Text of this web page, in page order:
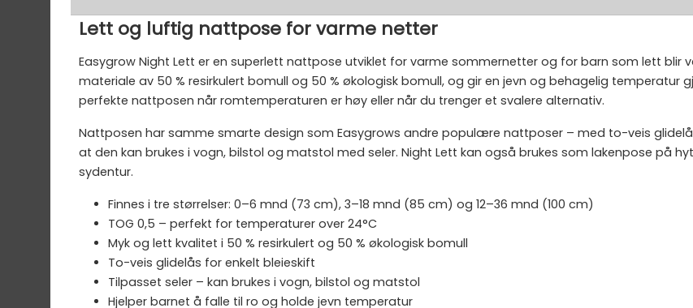
Lett og luftig nattpose for varme netter
Easygrow Night Lett er en superlett nattpose utviklet for varme sommernetter og for barn som lett blir
materiale av 50 % resirkulert bomull og 50 % økologisk bomull, og gir en jevn og behagelig temperatur
perfekte nattposen når romtemperaturen er høy eller når du trenger et svalere alternativ.
Nattposen har samme smarte design som Easygrows andre populære nattposer – med to-veis
at den kan brukes i vogn, bilstol og matstol med seler. Night Lett kan også brukes som lakenpose på
sydentur.
Finnes i tre størrelser: 0–6 mnd (73 cm), 3–18 mnd (85 cm) og 12–36 mnd (100 cm)
TOG 0,5 – perfekt for temperaturer over 24°C
Myk og lett kvalitet i 50 % resirkulert og 50 % økologisk bomull
To-veis glidelås for enkelt bleieskift
Tilpasset seler – kan brukes i vogn, bilstol og matstol
Hjelper barnet å falle til ro og holde jevn temperatur